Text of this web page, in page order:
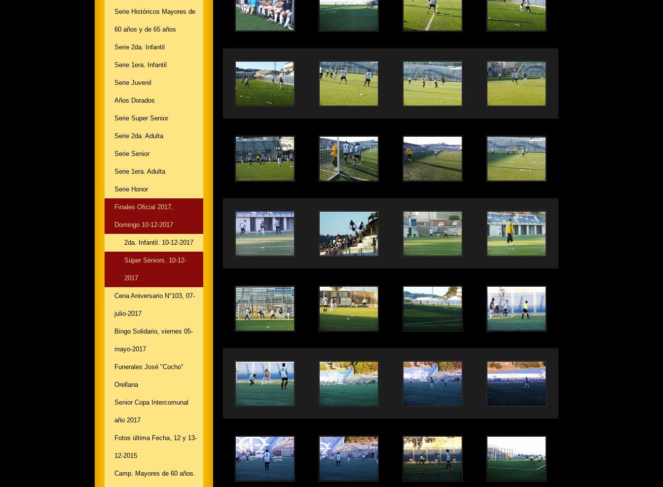
Serie Históricos Mayores de
60 años y de 65 años
Serie 2da. Infantil
Serie 1era. Infantil
Serie Juvenil
Años Dorados
Serie Super Senior
Serie 2da. Adulta
Serie Senior
Serie 1era. Adulta
Serie Honor
Finales Oficial 2017,
Domingo 10-12-2017
2da. Infantil. 10-12-2017
Súper Séniors. 10-12-
2017
Cena Aniversario N°103, 07-
julio-2017
Bingo Solidario, viernes 05-
mayo-2017
Funerales José "Cocho"
Orellana
Senior Copa Intercomunal
año 2017
Fotos última Fecha, 12 y 13-
12-2015
Camp. Mayores de 60 años.